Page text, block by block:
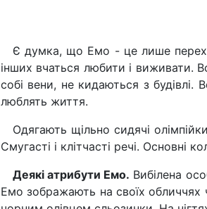
Є думка, що Емо - це лише
інших вчаться любити і виживати.
собі вени, не кидаються з будівлі.
люблять життя.
Одягають щільно сидячі
Смугасті і клітчасті речі.
Деякі атрибути Емо. Вибілена
Емо зображають на своїх обличчях